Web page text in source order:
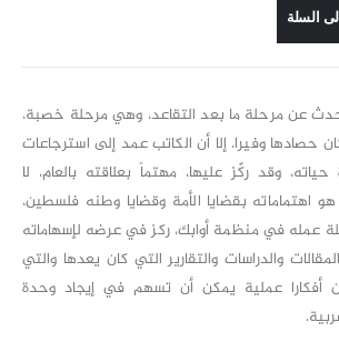
السلة
عن مرحلة ما بعد التقاعد، وهي مرحلة خصبة،
حصادها وفيرا. إلا أن الكاتب عمد إلى استرجاعات
وقد ركّز عليها، مهتماً بعلاقته بالعام، لا
هو اهتماماته بقضايا الأمة وقضايا وطنه فلسطين،
عمله في منظمة أوابك، ركز في عرضه لإسهاماته
والدراسات والتقارير التي كان يعدها والتي
أفكارا عملية يمكن أن تسهم في إيجاد وحدة